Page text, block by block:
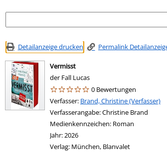
Detailanzeige drucken Permalink
Vermisst
der Fall Lucas
0 Bewertungen
Verfasser: Suche nach diesem Verfasser
Brand, Christine (Verfasser)
Verfasserangabe:Christine Brand
Medienkennzeichen: Roman
Jahr:2026
Verlag: München, Blanvalet